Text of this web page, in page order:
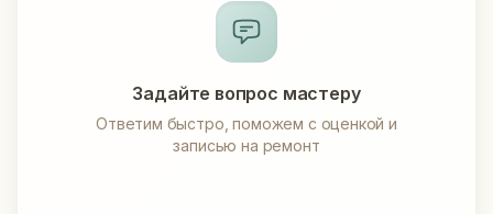
Задайте вопрос мастеру
Ответим быстро, поможем с оценкой и
записью на ремонт